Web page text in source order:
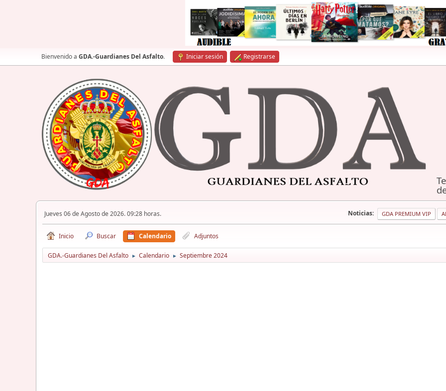
Bienvenido a GDA.-Guardianes Del Asfalto. Iniciar sesión Registrarse
Jueves 06 de Agosto de 2026. 09:28 horas. Noticias: GDA PREMIUM VIP
Inicio Buscar Calendario Adjuntos
GDA.-Guardianes Del Asfalto ► Calendario ► Septiembre 2024